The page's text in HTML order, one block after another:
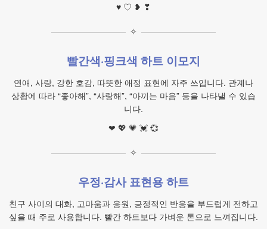
♥ ♡ ❥ ❣
✧
빨간색·핑크색 하트 이모지
연애, 사랑, 강한 호감, 따뜻한 애정 표현에 자주 쓰입니다. 관계나
상황에 따라 “좋아해”, “사랑해”, “아끼는 마음” 등을 나타낼 수 있습
니다.
❤ 💖 💗 💓 💞
✧
우정·감사 표현용 하트
친구 사이의 대화, 고마움과 응원, 긍정적인 반응을 부드럽게 전하고
싶을 때 주로 사용합니다. 빨간 하트보다 가벼운 톤으로 느껴집니다.